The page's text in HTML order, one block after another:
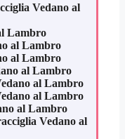
Vedano al
Lambro
al Lambro
al Lambro
al Lambro
al Lambro
al Lambro
al Lambro
Vedano al